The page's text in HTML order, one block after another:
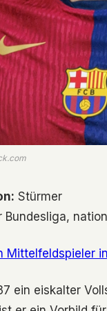
Stürmer
Mittelfeldspieler
ein eiskalter